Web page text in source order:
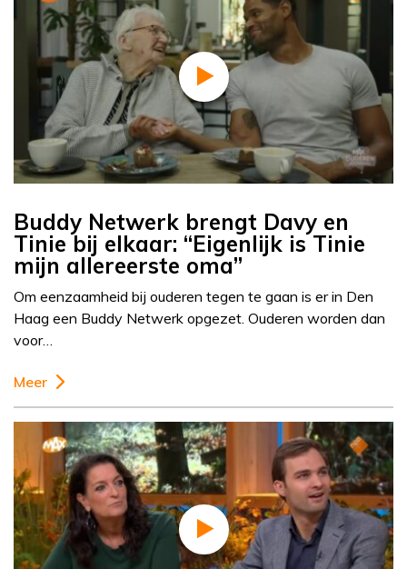
Buddy Netwerk brengt Davy en
Tinie bij elkaar: “Eigenlijk is Tinie
mijn allereerste oma”
Om eenzaamheid bij ouderen tegen te gaan is er in Den
Haag een Buddy Netwerk opgezet. Ouderen worden dan
voor…
Meer